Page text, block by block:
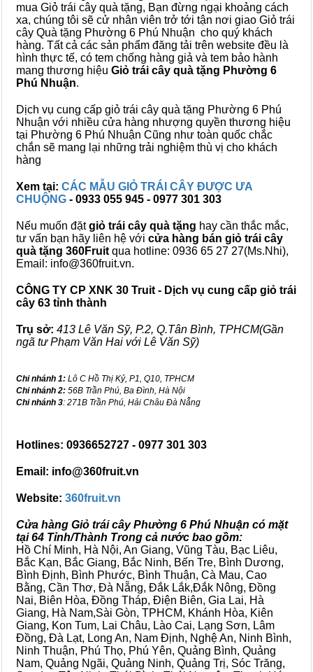
mua Giỏ trái cây quà tặng, Bạn đừng ngại khoảng cách
xa, chúng tôi sẽ cử nhân viên trở tới tận nơi giao Giỏ trái
cây Quà tặng Phường 6 Phú Nhuận cho quý khách
hàng. Tất cả các sản phẩm đăng tải trên website đều là
hình thực tế, có tem chống hàng giả và tem bảo hành
mang thương hiệu Giỏ trái cây quà tặng Phường 6
Phú Nhuận.
Dịch vụ cung cấp giỏ trái cây quà tặng Phường 6 Phú
Nhuận với nhiều cửa hàng nhượng quyền thương hiệu
tại Phường 6 Phú Nhuận Cũng như toàn quốc chắc
chắn sẽ mang lại những trải nghiệm thù vị cho khách
hàng
Xem tại: CÁC MẪU GIỎ TRÁI CÂY ĐƯỢC ƯA
CHUỘNG - 0933 055 945 - 0977 301 303
Nếu muốn đặtgiỏ trái cây quà tặng hay cần thắc mắc,
tư vấn bạn hãy liên hệ với cửa hàng bán giỏ trái cây
quà tặng 360Fruit qua hotline: 0936 65 27 27(Ms.Nhi),
Email: info@360fruit.vn.
CÔNG TY CP XNK 30 Truit - Dịch vụ cung cấp giỏ trái
cây 63 tỉnh thành
Trụ sở: 413 Lê Văn Sỹ, P.2, Q.Tân Bình, TPHCM(Gần
ngã tư Phạm Văn Hai với Lê Văn Sỹ)
Chi nhánh 1: Lô C Hồ Thị Kỷ, P1, Q10, TPHCM
Chi nhánh 2: 56B Trần Phú, Ba Đình, Hà Nội
Chi nhánh 3: 271B Trần Phú, Hải Châu Đà Nẵng
Hotlines: 0936652727 - 0977 301 303
Email: info@360fruit.vn
Website: 360fruit.vn
Cửa hàng Giỏ trái cây Phường 6 Phú Nhuận có mặt
tại 64 Tỉnh/Thành Trong cả nước bao gồm:
Hồ Chí Minh, Hà Nội, An Giang, Vũng Tàu, Bạc Liêu,
Bắc Kạn, Bắc Giang, Bắc Ninh, Bến Tre, Bình Dương,
Bình Định, Bình Phước, Bình Thuận, Cà Mau, Cao
Bằng, Cần Thơ, Đà Nẵng, Đắk Lắk,Đắk Nông, Đồng
Nai, Biên Hòa, Đồng Tháp, Điện Biên, Gia Lai, Hà
Giang, Hà Nam,Sài Gòn, TPHCM, Khánh Hòa, Kiên
Giang, Kon Tum, Lai Châu, Lào Cai, Lạng Sơn, Lâm
Đồng, Đà Lạt, Long An, Nam Định, Nghệ An, Ninh Bình,
Ninh Thuận, Phú Thọ, Phú Yên, Quảng Bình, Quảng
Nam, Quảng Ngãi, Quảng Ninh, Quảng Trị, Sóc Trăng,